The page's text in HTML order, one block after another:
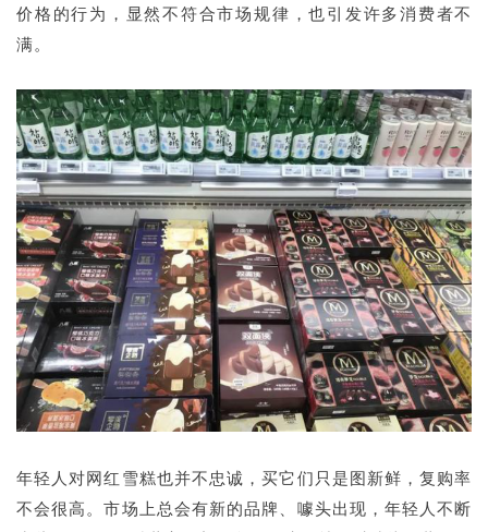
价格的行为，显然不符合市场规律，也引发许多消费者不
满。
年轻人对网红雪糕也并不忠诚，买它们只是图新鲜，复购率
不会很高。市场上总会有新的品牌、噱头出现，年轻人不断